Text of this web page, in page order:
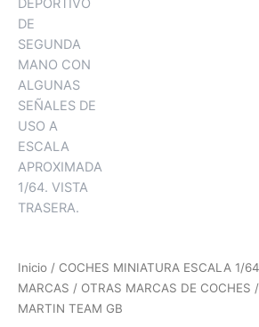
Inicio / COCHES MINIATURA ESCALA 1/
MARCAS / OTRAS MARCAS DE COCHES
MARTIN TEAM GB